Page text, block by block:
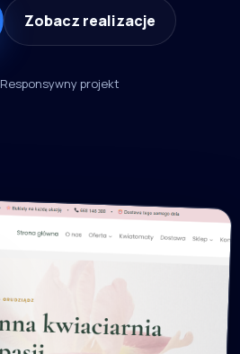
Zobacz realizacje
Responsywny projekt